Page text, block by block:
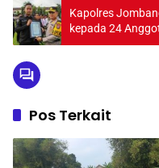
Kapolres
kepada 24
Pos Terkait